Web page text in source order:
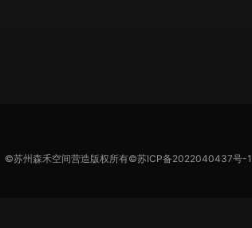
©苏州森禾空间营造版权所有©苏ICP备2022040437号-1